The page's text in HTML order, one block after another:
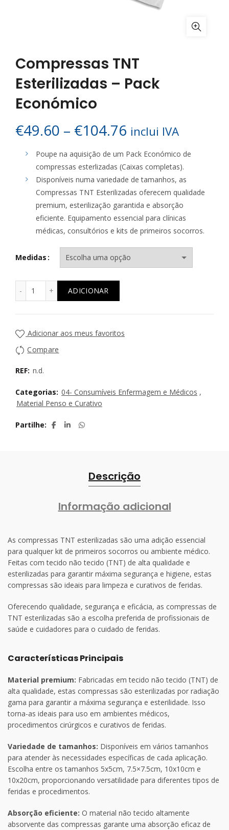
Compressas TNT
Esterilizadas – Pack
Económico
€49.60 – €104.76 Price
range:
€49.60
through
€104.76
inclui IVA
Poupe na aquisição de um Pack Económico de
compressas esterlizadas (Caixas completas).
Disponíveis numa variedade de tamanhos, as
Compressas TNT Esterilizadas oferecem qualidade
premium, esterilização garantida e absorção
eficiente. Equipamento essencial para clínicas
médicas, consultórios e kits de primeiros socorros.
Medidas
ADICIONAR
Adicionar aos meus favoritos
Compare
REF: n.d.
Categorias: 04- Consumíveis Enfermagem e Médicos ,
Material Penso e Curativo
Partilhe
Descrição
Informação adicional
As compressas TNT esterilizadas são uma adição essencial
para qualquer kit de primeiros socorros ou ambiente médico.
Feitas com tecido não tecido (TNT) de alta qualidade e
esterilizadas para garantir máxima segurança e higiene, estas
compressas são ideais para limpeza e curativos de feridas.
Oferecendo qualidade, segurança e eficácia, as compressas de
TNT esterilizadas são a escolha preferida de profissionais de
saúde e cuidadores para o cuidado de feridas.
Características Principais
Material premium: Fabricadas em tecido não tecido (TNT) de
alta qualidade, estas compressas são esterilizadas por radiação
gama para garantir a máxima segurança e esterilidade. Isso
torna-as ideais para uso em ambientes médicos,
procedimentos cirúrgicos e curativos de feridas.
Variedade de tamanhos: Disponíveis em vários tamanhos
para atender às necessidades específicas de cada aplicação.
Escolha entre os tamanhos 5x5cm, 7.5×7.5cm, 10x10cm e
10x20cm, proporcionando versatilidade para diferentes tipos de
feridas e procedimentos.
Absorção eficiente: O material não tecido altamente
absorvente das compressas garante uma absorção eficaz de